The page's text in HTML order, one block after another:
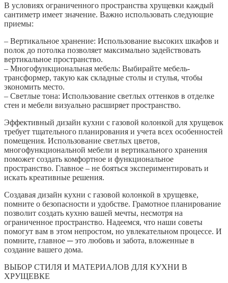
В условиях ограниченного пространства хрущевки каждый
сантиметр имеет значение. Важно использовать следующие
приемы:
– Вертикальное хранение: Использование высоких шкафов и
полок до потолка позволяет максимально задействовать
вертикальное пространство.
– Многофункциональная мебель: Выбирайте мебель-
трансформер, такую как складные столы и стулья, чтобы
экономить место.
– Светлые тона: Использование светлых оттенков в отделке
стен и мебели визуально расширяет пространство.
Эффективный дизайн кухни с газовой колонкой для хрущевок
требует тщательного планирования и учета всех особенностей
помещения. Использование светлых цветов,
многофункциональной мебели и вертикального хранения
поможет создать комфортное и функциональное
пространство. Главное – не бояться экспериментировать и
искать креативные решения.
Создавая дизайн кухни с газовой колонкой в хрущевке,
помните о безопасности и удобстве. Грамотное планирование
позволит создать кухню вашей мечты, несмотря на
ограниченное пространство. Надеемся, что наши советы
помогут вам в этом непростом, но увлекательном процессе. И
помните, главное ─ это любовь и забота, вложенные в
создание вашего дома.
ВЫБОР СТИЛЯ И МАТЕРИАЛОВ ДЛЯ КУХНИ В
ХРУЩЕВКЕ